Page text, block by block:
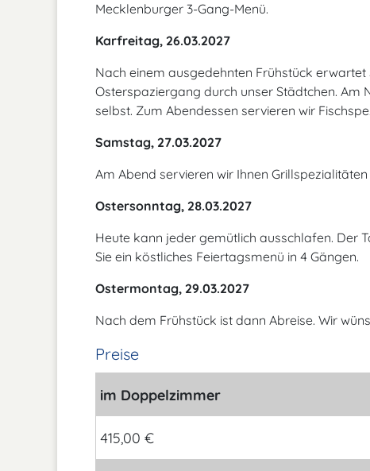
Mecklenburger 3-Gang-Menü.
Karfreitag, 26.03.2027
Nach einem ausgedehnten Frühstück
Osterspaziergang durch unser Städtchen.
selbst. Zum Abendessen servieren wir
Samstag, 27.03.2027
Am Abend servieren wir Ihnen
Ostersonntag, 28.03.2027
Heute kann jeder gemütlich ausschlafen. Der
Sie ein köstliches Feiertagsmenü in 4 Gängen.
Ostermontag, 29.03.2027
Nach dem Frühstück ist dann Abreise. Wir
Preise
im Doppelzimmer
415,00 €